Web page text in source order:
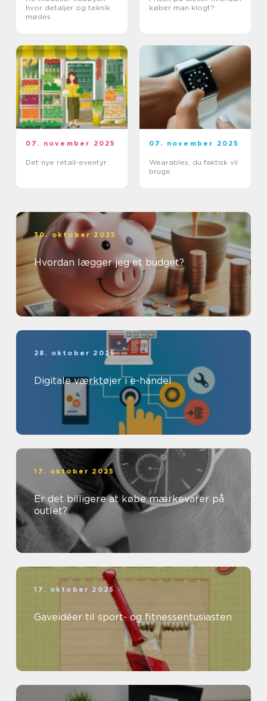
hvor detaljer og teknik
mødes
køber man klogt?
07. november 2025
Det nye retail-eventyr
07. november 2025
Wearables, du faktisk vil
bruge
30. oktober 2025
Hvordan lægger jeg et budget?
28. oktober 2025
Digitale værktøjer i e-handel
17. oktober 2025
Er det billigere at købe mærkevarer på
outlet?
17. oktober 2025
Gaveidéer til sport- og fitnessentusiasten